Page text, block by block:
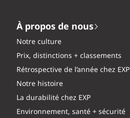
À propos de nous
Notre culture
Prix, distinctions + classements
Rétrospective de l’année chez EXP
Notre histoire
La durabilité chez EXP
Environnement, santé + sécurité